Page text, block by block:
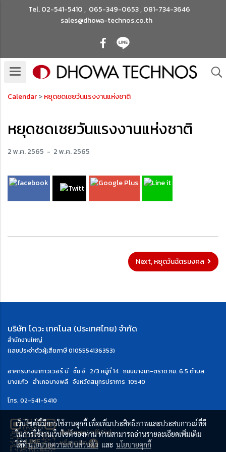
Tel.02-541-5410, 065-349-0653,081-734-3646
sales@dhowa-technos.co.th
Calendar>หยุดชดเชยวันแรงงานแห่งชาติ
หยุดชดเชยวันแรงงานแห่งชาติ
2 พ.ค. 2565 - 2 พ.ค. 2565
Next, หยุดวันฉัตรมงคล
บริษัท โดวะ เทคโนส (ประเทศไทย) จำกัด
สำนักงานใหญ่
(เลขประจำตัวผู้เสียภาษี 0105554136353)
อาคารบางนาทาวเวอร์ บี ชั้น จี 2/3 หมู่ที่ 14 ถนนบางนา-ตราด กม. 6.5 ตำบล
บางแก้ว อำเภอบางพลี จังหวัดสมุทรปราการ 10540
โทร. 02-541-5410
@dhowa_official
หรือคลิก
เว็บไซต์นี้มีการใช้งานคุกกี้ เพื่อเพิ่มประสิทธิภาพและประสบการณ์ที่ดี
ในการใช้งานเว็บไซต์ของท่าน ท่านสามารถอ่านรายละเอียดเพิ่มเติม
ได้ที่นโยบายความเป็นส่วนตัว และ นโยบายคุกกี้